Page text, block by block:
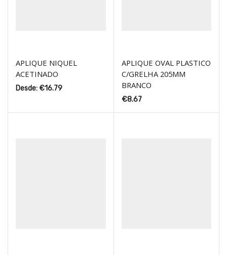
APLIQUE NIQUEL
ACETINADO
Desde: €16.79
APLIQUE OVAL PLASTICO
C/GRELHA 205MM
BRANCO
€8.67